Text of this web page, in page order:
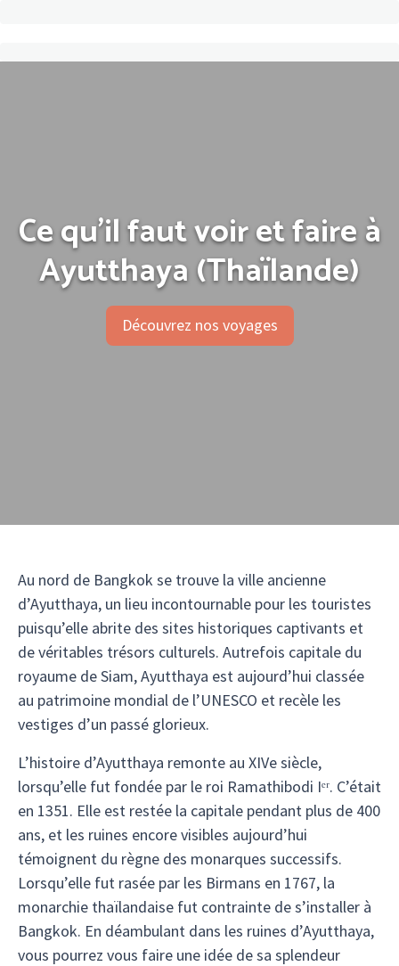
Ce qu’il faut voir et faire à
Ayutthaya (Thaïlande)
Découvrez nos voyages
Au nord de Bangkok se trouve la ville ancienne
d’Ayutthaya, un lieu incontournable pour les touristes
puisqu’elle abrite des sites historiques captivants et
de véritables trésors culturels. Autrefois capitale du
royaume de Siam, Ayutthaya est aujourd’hui classée
au patrimoine mondial de l’UNESCO et recèle les
vestiges d’un passé glorieux.
L’histoire d’Ayutthaya remonte au XIVe siècle,
lorsqu’elle fut fondée par le roi Ramathibodi Iᵉʳ. C’était
en 1351. Elle est restée la capitale pendant plus de 400
ans, et les ruines encore visibles aujourd’hui
témoignent du règne des monarques successifs.
Lorsqu’elle fut rasée par les Birmans en 1767, la
monarchie thaïlandaise fut contrainte de s’installer à
Bangkok. En déambulant dans les ruines d’Ayutthaya,
vous pourrez vous faire une idée de sa splendeur